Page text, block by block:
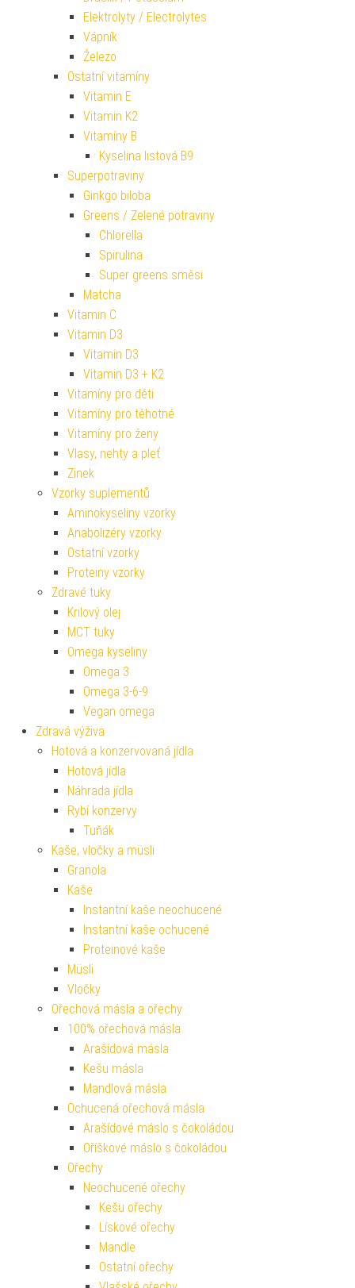
Elektrolyty / Electrolytes
Vápník
Železo
Ostatní vitamíny
Vitamin E
Vitamin K2
Vitamíny B
Kyselina listová B9
Superpotraviny
Ginkgo biloba
Greens / Zelené potraviny
Chlorella
Spirulina
Super greens směsi
Matcha
Vitamin C
Vitamin D3
Vitamin D3
Vitamin D3 + K2
Vitamíny pro děti
Vitamíny pro těhotné
Vitamíny pro ženy
Vlasy, nehty a pleť
Zinek
Vzorky suplementů
Aminokyseliny vzorky
Anabolizéry vzorky
Ostatní vzorky
Proteiny vzorky
Zdravé tuky
Krilový olej
MCT tuky
Omega kyseliny
Omega 3
Omega 3-6-9
Vegan omega
Zdravá výživa
Hotová a konzervovaná jídla
Hotová jídla
Náhrada jídla
Rybí konzervy
Tuňák
Kaše, vločky a müsli
Granola
Kaše
Instantní kaše neochucené
Instantní kaše ochucené
Proteinové kaše
Müsli
Vločky
Ořechová másla a ořechy
100% ořechová másla
Arašídová másla
Kešu másla
Mandlová másla
Ochucená ořechová másla
Arašídové máslo s čokoládou
Oříškové máslo s čokoládou
Ořechy
Neochucené ořechy
Kešu ořechy
Lískové ořechy
Mandle
Ostatní ořechy